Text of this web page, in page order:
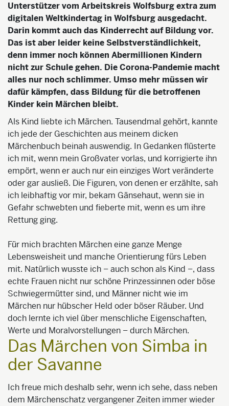
Unterstützer vom Arbeitskreis Wolfsburg extra zum
digitalen Weltkindertag in Wolfsburg ausgedacht.
Darin kommt auch das Kinderrecht auf Bildung vor.
Das ist aber leider keine Selbstverständlichkeit,
denn immer noch können Abermillionen Kindern
nicht zur Schule gehen. Die Corona-Pandemie macht
alles nur noch schlimmer. Umso mehr müssen wir
dafür kämpfen, dass Bildung für die betroffenen
Kinder kein Märchen bleibt.
Als Kind liebte ich Märchen. Tausendmal gehört, kannte
ich jede der Geschichten aus meinem dicken
Märchenbuch beinah auswendig. In Gedanken flüsterte
ich mit, wenn mein Großvater vorlas, und korrigierte ihn
empört, wenn er auch nur ein einziges Wort veränderte
oder gar ausließ. Die Figuren, von denen er erzählte, sah
ich leibhaftig vor mir, bekam Gänsehaut, wenn sie in
Gefahr schwebten und fieberte mit, wenn es um ihre
Rettung ging.
Für mich brachten Märchen eine ganze Menge
Lebensweisheit und manche Orientierung fürs Leben
mit. Natürlich wusste ich – auch schon als Kind –, dass
echte Frauen nicht nur schöne Prinzessinnen oder böse
Schwiegermütter sind, und Männer nicht wie im
Märchen nur hübscher Held oder böser Räuber. Und
doch lernte ich viel über menschliche Eigenschaften,
Werte und Moralvorstellungen – durch Märchen.
Das Märchen von Simba in
der Savanne
Ich freue mich deshalb sehr, wenn ich sehe, dass neben
dem Märchenschatz vergangener Zeiten immer wieder